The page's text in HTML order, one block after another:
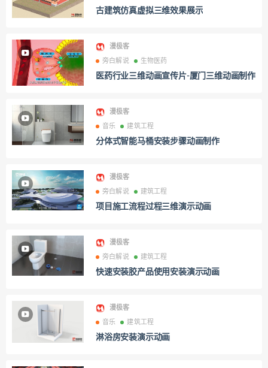
古建筑仿真虚拟三维效果展示
漫极客
旁白解说 生物医药
医药行业三维动画宣传片-厦门三维动画制作
漫极客
音乐 建筑工程
分体式智能马桶安装步骤动画制作
漫极客
旁白解说 建筑工程
项目施工流程过程三维演示动画
漫极客
旁白解说 建筑工程
快速安装胶产品使用安装演示动画
漫极客
音乐 建筑工程
淋浴房安装演示动画